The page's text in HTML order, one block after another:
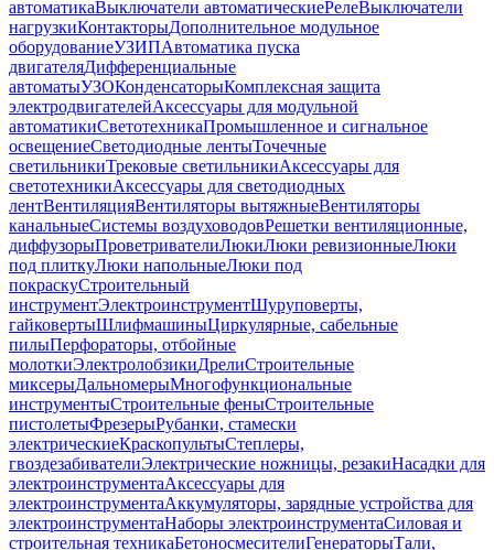
автоматикаВыключатели автоматическиеРелеВыключатели
нагрузкиКонтакторыДополнительное модульное
оборудованиеУЗИПАвтоматика пуска
двигателяДифференциальные
автоматыУЗОКонденсаторыКомплексная защита
электродвигателейАксессуары для модульной
автоматикиСветотехникаПромышленное и сигнальное
освещениеСветодиодные лентыТочечные
светильникиТрековые светильникиАксессуары для
светотехникиАксессуары для светодиодных
лентВентиляцияВентиляторы вытяжныеВентиляторы
канальныеСистемы воздуховодовРешетки вентиляционные,
диффузорыПроветривателиЛюкиЛюки ревизионныеЛюки
под плиткуЛюки напольныеЛюки под
покраскуСтроительный
инструментЭлектроинструментШуруповерты,
гайковертыШлифмашиныЦиркулярные, сабельные
пилыПерфораторы, отбойные
молоткиЭлектролобзикиДрелиСтроительные
миксерыДальномерыМногофункциональные
инструментыСтроительные феныСтроительные
пистолетыФрезерыРубанки, стамески
электрическиеКраскопультыСтеплеры,
гвоздезабивателиЭлектрические ножницы, резакиНасадки для
электроинструментаАксессуары для
электроинструментаАккумуляторы, зарядные устройства для
электроинструментаНаборы электроинструментаСиловая и
строительная техникаБетоносмесителиГенераторыТали,